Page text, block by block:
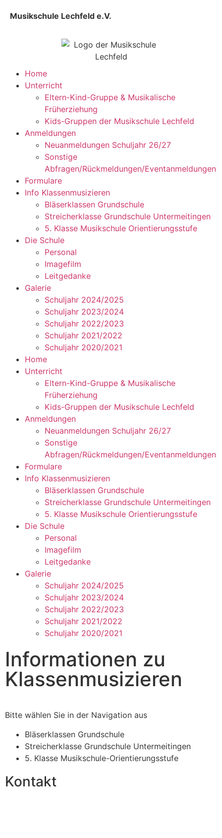
Musikschule Lechfeld e.V.
Home
Unterricht
Eltern-Kind-Gruppe & Musikalische
Früherziehung
Kids-Gruppen der Musikschule Lechfeld
Anmeldungen
Neuanmeldungen Schuljahr 26/27
Sonstige
Abfragen/Rückmeldungen/Eventanmeldungen
Formulare
Info Klassenmusizieren
Bläserklassen Grundschule
Streicherklasse Grundschule Untermeitingen
5. Klasse Musikschule Orientierungsstufe
Die Schule
Personal
Imagefilm
Leitgedanke
Galerie
Schuljahr 2024/2025
Schuljahr 2023/2024
Schuljahr 2022/2023
Schuljahr 2021/2022
Schuljahr 2020/2021
Home
Unterricht
Eltern-Kind-Gruppe & Musikalische
Früherziehung
Kids-Gruppen der Musikschule Lechfeld
Anmeldungen
Neuanmeldungen Schuljahr 26/27
Sonstige
Abfragen/Rückmeldungen/Eventanmeldungen
Formulare
Info Klassenmusizieren
Bläserklassen Grundschule
Streicherklasse Grundschule Untermeitingen
5. Klasse Musikschule Orientierungsstufe
Die Schule
Personal
Imagefilm
Leitgedanke
Galerie
Schuljahr 2024/2025
Schuljahr 2023/2024
Schuljahr 2022/2023
Schuljahr 2021/2022
Schuljahr 2020/2021
Informationen zu
Klassenmusizieren
Bitte wählen Sie in der Navigation aus
Bläserklassen Grundschule
Streicherklasse Grundschule Untermeitingen
5. Klasse Musikschule-Orientierungsstufe
Kontakt